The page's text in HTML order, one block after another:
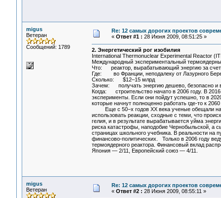
migus
Ветеран
Сообщений: 1789
Re: 12 самых дорогих проектов
« Ответ #1 : 28 Июня 2009, 08:51:25 »
2. Энергетический рог изобилия
International Thermonuclear Experimental Reactor
Международный экспериментальный
Что: реактор, вырабатывающий энергию за счет
Где: во Франции, неподалеку от Лазурного
Сколько: $12–15 млрд
Зачем: получать энергию дешево, безопасно и
Когда: строительство начато в 2006 году. В
эксперименты. Если они пойдут успешно, то в
которые начнут полноценно работать где-то к 2060
Еще с 50−х годов XX века ученые обещали
использовать реакции, сходные с теми, что
гелия, и в результате вырабатывается уйма
риска катастрофы, наподобие Чернобыльской, а
страницах школьного учебника. В реальности на
финансово-политических. Только в 2006 году
термоядерного реактора. Финансовый вклад
Япония — 2/11, Европейский союз — 4/11.
migus
Ветеран
Re: 12 самых дорогих проектов
« Ответ #2 : 28 Июня 2009, 08:55:11 »